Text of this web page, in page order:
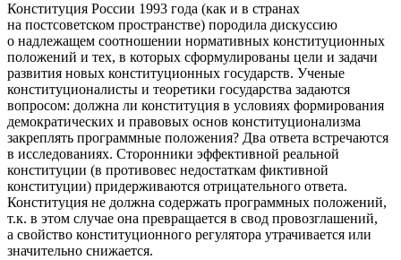
Конституция России 1993 года (как и в странах
на постсоветском пространстве) породила дискуссию
о надлежащем соотношении нормативных конституционных
положений и тех, в которых сформулированы цели и задачи
развития новых конституционных государств. Ученые
конституционалисты и теоретики государства задаются
вопросом: должна ли конституция в условиях формирования
демократических и правовых основ конституционализма
закреплять программные положения? Два ответа встречаются
в исследованиях. Сторонники эффективной реальной
конституции (в противовес недостаткам фиктивной
конституции) придерживаются отрицательного ответа.
Конституция не должна содержать программных положений,
т.к. в этом случае она превращается в свод провозглашений,
а свойство конституционного регулятора утрачивается или
значительно снижается.